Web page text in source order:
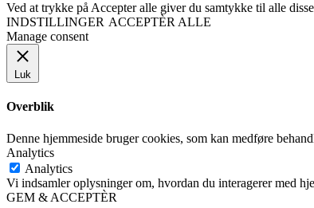
Ved at trykke på Accepter alle giver du samtykke til alle
INDSTILLINGER ACCEPTÈR ALLE
Manage consent
Luk
Overblik
Denne hjemmeside bruger cookies, som kan medføre
Analytics
Analytics
Vi indsamler oplysninger om, hvordan du interagerer med
GEM & ACCEPTÈR